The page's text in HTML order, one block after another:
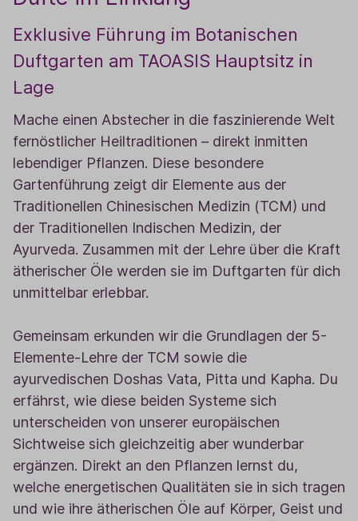
Exklusive Führung im Botanischen
Duftgarten am TAOASIS Hauptsitz in
Lage
Mache einen Abstecher in die faszinierende Welt
fernöstlicher Heiltraditionen – direkt inmitten
lebendiger Pflanzen. Diese besondere
Gartenführung zeigt dir Elemente aus der
Traditionellen Chinesischen Medizin (TCM) und
der Traditionellen Indischen Medizin, der
Ayurveda. Zusammen mit der Lehre über die Kraft
ätherischer Öle werden sie im Duftgarten für dich
unmittelbar erlebbar.
Gemeinsam erkunden wir die Grundlagen der 5-
Elemente-Lehre der TCM sowie die
ayurvedischen Doshas Vata, Pitta und Kapha. Du
erfährst, wie diese beiden Systeme sich
unterscheiden von unserer europäischen
Sichtweise sich gleichzeitig aber wunderbar
ergänzen. Direkt an den Pflanzen lernst du,
welche energetischen Qualitäten sie in sich tragen
und wie ihre ätherischen Öle auf Körper, Geist und